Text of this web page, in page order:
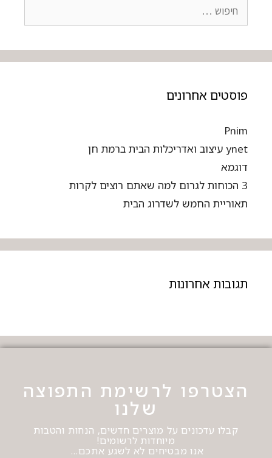
פוסטים אחרונים
Pnim
ynet עיצוב ואדריכלות הבית ברמת חן
דוגמא
3 הכוחות לגרום למה שאתם רוצים לקרות
תאוריית החמש לשדרוג הבית
תגובות אחרונות
הצטרפו לרשימת התפוצה
שלנו
קבלו עדכונים על מוצרים חדשים, הנחות והטבות
מיוחדות לרשומים!
אנו מבטיחים לא לשגע אתכם…